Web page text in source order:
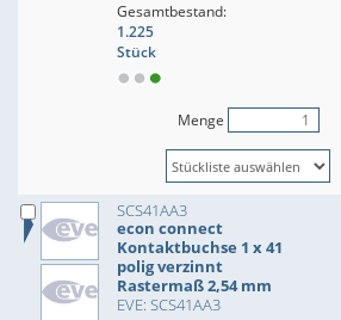
Gesamtbestand:
1.225
Stück
Menge
SCS41AA3
econ connect
Kontaktbuchse 1 x 41
polig verzinnt
Rastermaß 2,54 mm
EVE: SCS41AA3